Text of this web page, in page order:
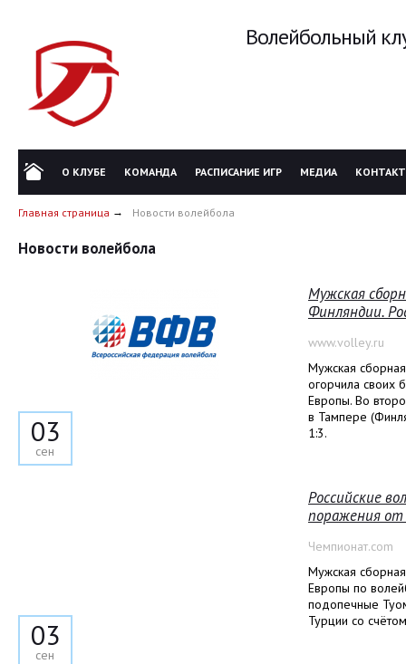
Волейбольный
О КЛУБЕ КОМАНДА РАСПИСАНИЕ ИГР МЕДИА
Главная страница Новости волейбола
Новости волейбола
03
сен
Мужская
Финляндии.
www.volley.ru
Мужская
огорчила своих
Европы. Во
в Тампере
1:3.
03
сен
Российские
поражения от
Чемпионат.com
Мужская
Европы по
подопечные
Турции со